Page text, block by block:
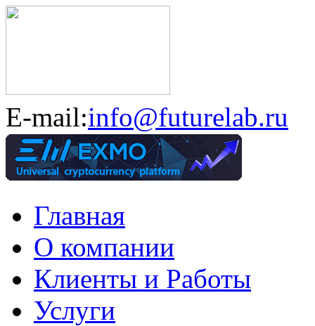
E-mail:info@futurelab.ru
Главная
О компании
Клиенты и Работы
Услуги